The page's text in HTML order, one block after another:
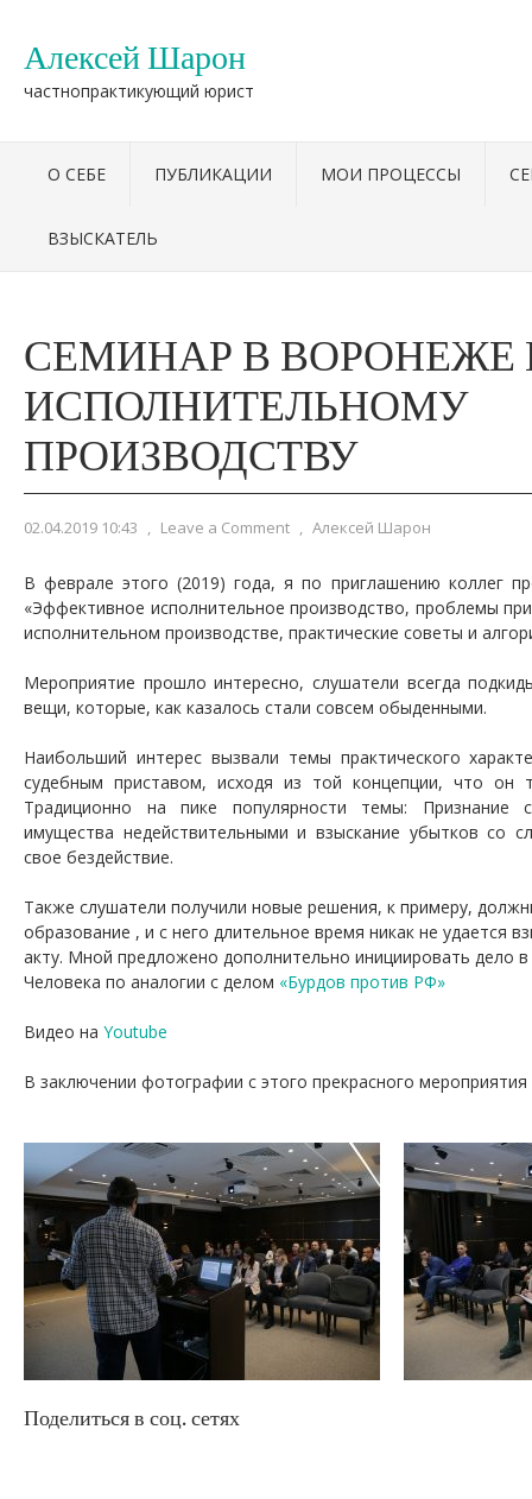
Алексей Шарон
частнопрактикующий юрист
О СЕБЕ ПУБЛИКАЦИИ МОИ ПРОЦЕССЫ
ВЗЫСКАТЕЛЬ
СЕМИНАР В ВОРОНЕЖЕ
ИСПОЛНИТЕЛЬНОМУ
ПРОИЗВОДСТВУ
02.04.2019 10:43 , Leave a Comment , Алексей Шарон
В феврале этого (2019) года, я по приглашению коллег
«Эффективное исполнительное производство, проблемы
исполнительном производстве, практические советы и
Мероприятие прошло интересно, слушатели всегда
вещи, которые, как казалось стали совсем обыденными.
Наибольший интерес вызвали темы практического
судебным приставом, исходя из той концепции, что
Традиционно на пике популярности темы: Признание
имущества недействительными и взыскание убытков со
свое бездействие.
Также слушатели получили новые решения, к примеру,
образование , и с него длительное время никак не удается
акту. Мной предложено дополнительно инициировать дело
Человека по аналогии с делом «Бурдов против РФ»
Видео на Youtube
В заключении фотографии с этого прекрасного мероприятия
Поделиться в соц. сетях